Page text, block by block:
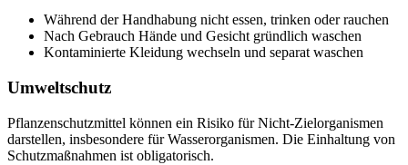
Während der Handhabung nicht essen, trinken oder rauchen
Nach Gebrauch Hände und Gesicht gründlich waschen
Kontaminierte Kleidung wechseln und separat waschen
Umweltschutz
Pflanzenschutzmittel können ein Risiko für Nicht-Zielorganismen
darstellen, insbesondere für Wasserorganismen. Die Einhaltung von
Schutzmaßnahmen ist obligatorisch.